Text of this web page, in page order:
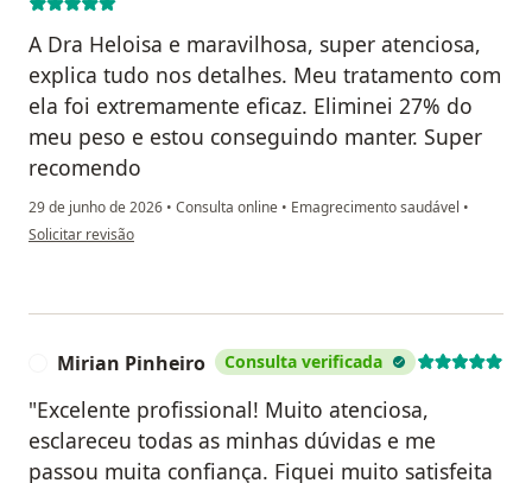
A Dra Heloisa e maravilhosa, super atenciosa,
explica tudo nos detalhes. Meu tratamento com
ela foi extremamente eficaz. Eliminei 27% do
meu peso e estou conseguindo manter. Super
recomendo
29 de junho de 2026 • Consulta online • Emagrecimento saudável •
na opinião do utilizador Renata Amarello
Solicitar revisão
Mirian Pinheiro Consulta verificada
"Excelente profissional! Muito atenciosa,
esclareceu todas as minhas dúvidas e me
passou muita confiança. Fiquei muito satisfeita